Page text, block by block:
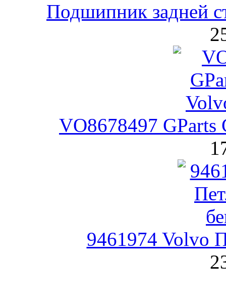
Подшипник задней
VO8678497 GParts
9461974 Volvo